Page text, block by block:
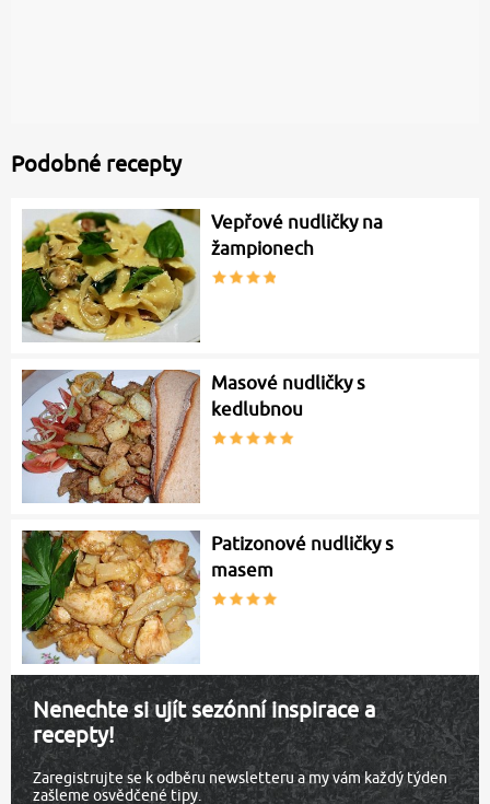
Podobné recepty
Vepřové nudličky na
žampionech
Masové nudličky s
kedlubnou
Patizonové nudličky s
masem
Nenechte si ujít sezónní inspirace a
recepty!
Zaregistrujte se k odběru newsletteru a my vám každý týden
zašleme osvědčené tipy.